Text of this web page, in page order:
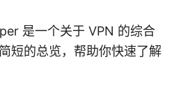
是一个关于 VPN 的综合
短的总览，帮助你快速了解